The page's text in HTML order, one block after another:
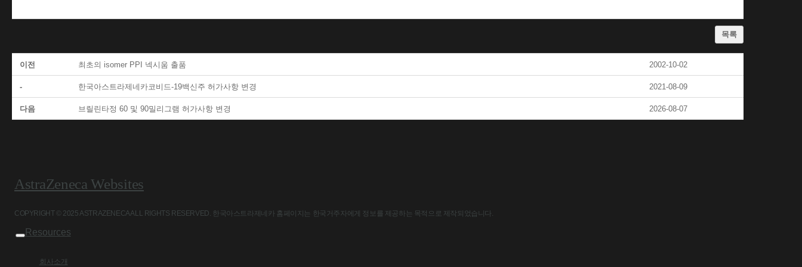
목록
이전 최초의 isomer PPI 넥시움 출품 2002-10-02
- 한국아스트라제네카코비드-19백신주 허가사항 변경 2021-08-09
다음 브릴린타정 60 및 90밀리그램 허가사항 변경 2026-08-07
AstraZeneca Websites
COPYRIGHT © 2025 ASTRAZENECA ALL RIGHTS RESERVED. 한국아스트라제네카 홈페이지는 한국거주자에게 정보를 제공하는 목적으로 제작되었습니다.
Resources
회사소개